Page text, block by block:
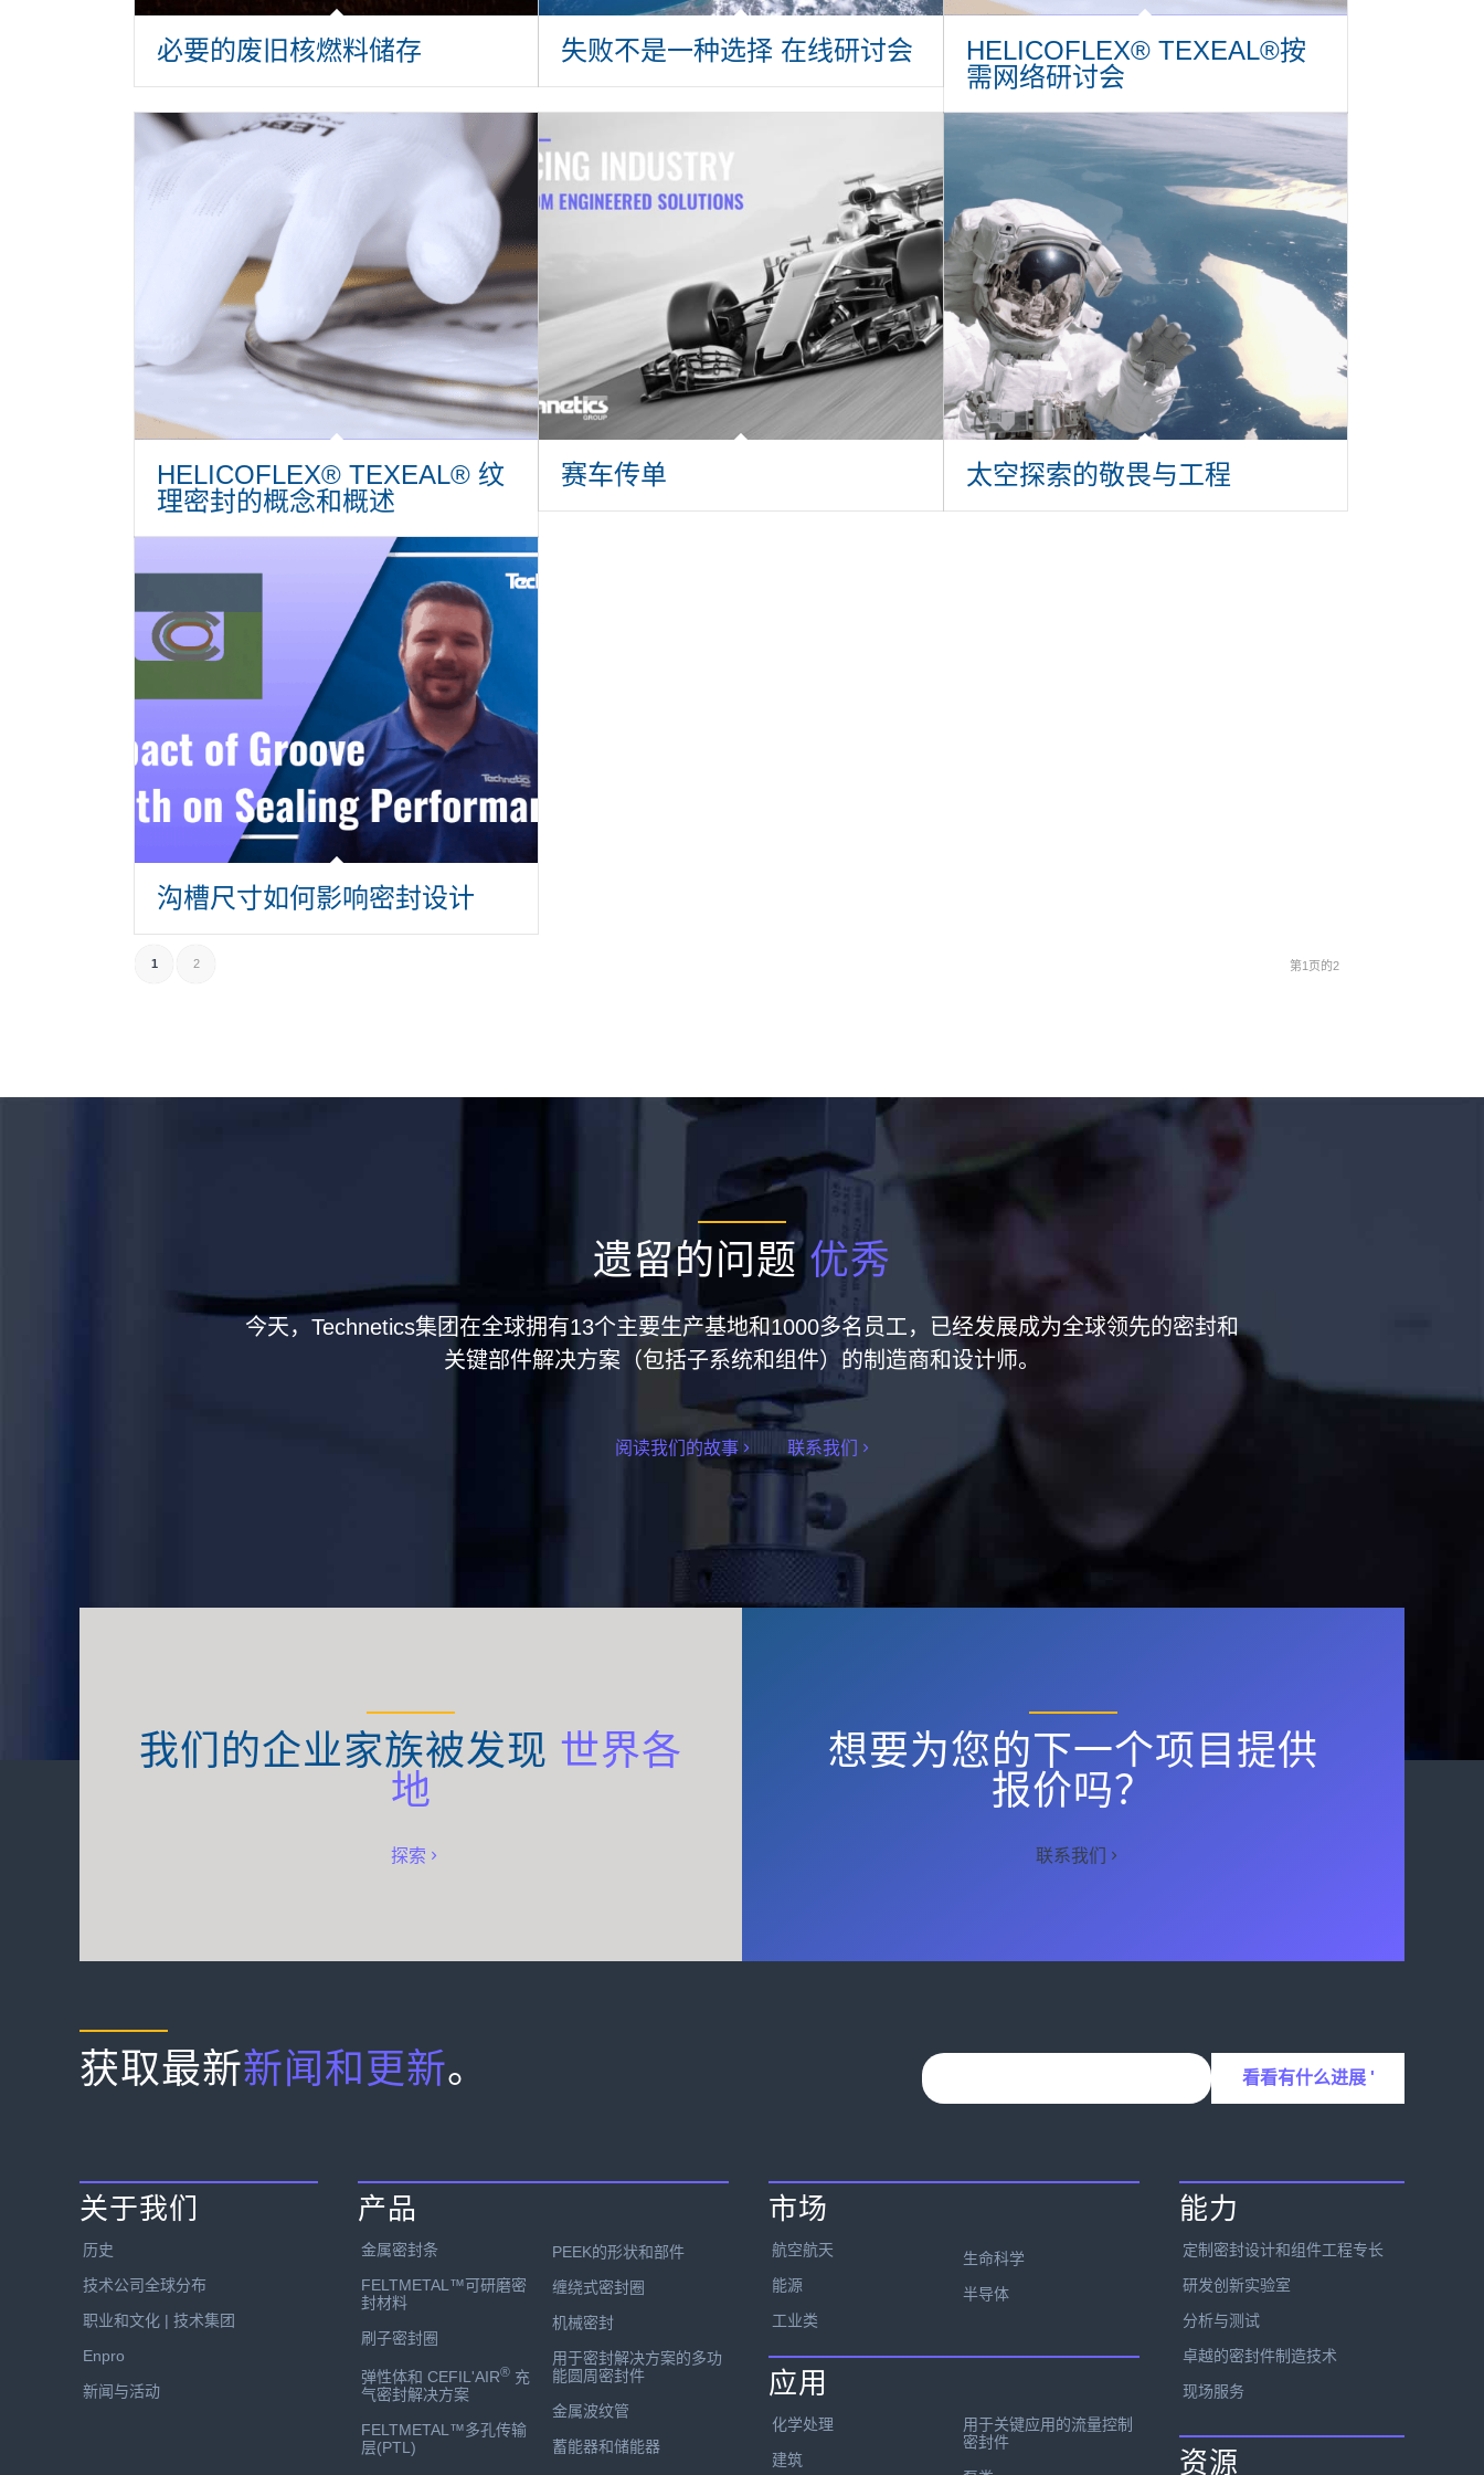
必要的废旧核燃料储存 失败不是一种选择 在线研讨会
HELICOFLEX® TEXEAL®按
需网络研讨会
HELICOFLEX® TEXEAL® 纹
理密封的概念和概述
赛车传单 太空探索的敬畏与工程
沟槽尺寸如何影响密封设计
第1页的2
1 2
遗留的问题优秀
今天，Technetics集团在全球拥有13个主要生产基地和1000多名员工，已经发展成为全球领先的密封和
关键部件解决方案（包括子系统和组件）的制造商和设计师。
阅读我们的故事 联系我们
我们的企业家族被发现 世界各
地
探索
想要为您的下一个项目提供
报价吗？
联系我们
获取最新新闻和更新。
关于我们
历史
技术公司全球分布
职业和文化 | 技术集团
Enpro
新闻与活动
产品
金属密封条
FELTMETAL™可研磨密
封材料
刷子密封圈
弹性体和 CEFIL'AIR® 充
气密封解决方案
FELTMETAL™多孔传输
层(PTL)
PEEK的形状和部件
缠绕式密封圈
机械密封
用于密封解决方案的多功
能圆周密封件
金属波纹管
蓄能器和储能器
市场
航空航天
能源
工业类
生命科学
半导体
应用
化学处理
建筑
用于关键应用的流量控制
密封件
能力
定制密封设计和组件工程专长
研发创新实验室
分析与测试
卓越的密封件制造技术
现场服务
资源